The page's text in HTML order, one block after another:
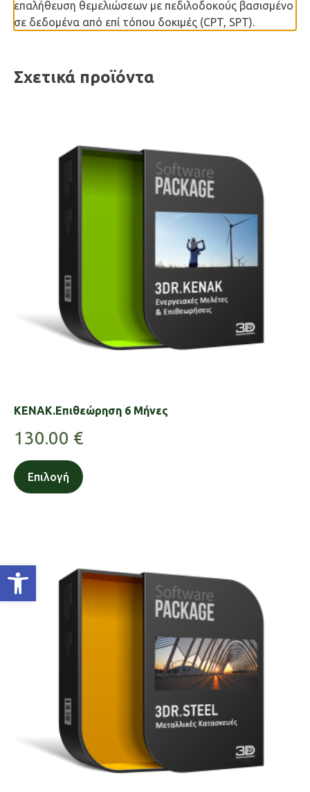
Ανοίξτε τη γραμμή εργαλείων
επαλήθευση θεμελιώσεων με πεδιλοδοκούς βασισμένο
σε δεδομένα από επί τόπου δοκιμές (CPT, SPT).
Σχετικά προϊόντα
KENAK.Επιθεώρηση 6 Μήνες
130.00 €
Επιλογή